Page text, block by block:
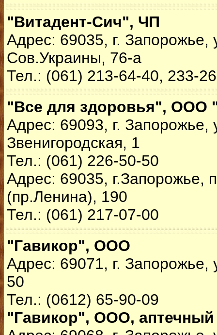
"Витадент-Сич", ЧП
Адрес: 69035, г. Запорожье,
Сов.Украины, 76-а
Тел.: (061) 213-64-40, 233-
"Все для здоровья", ООО
Адрес: 69093, г. Запорожье,
Звенигородская, 1
Тел.: (061) 226-50-50
Адрес: 69035, г.Запорожье,
(пр.Ленина), 190
Тел.: (061) 217-07-00
"Гавикор", ООО
Адрес: 69071, г. Запорожье,
50
Тел.: (0612) 65-90-09
"Гавикор", ООО, аптечный